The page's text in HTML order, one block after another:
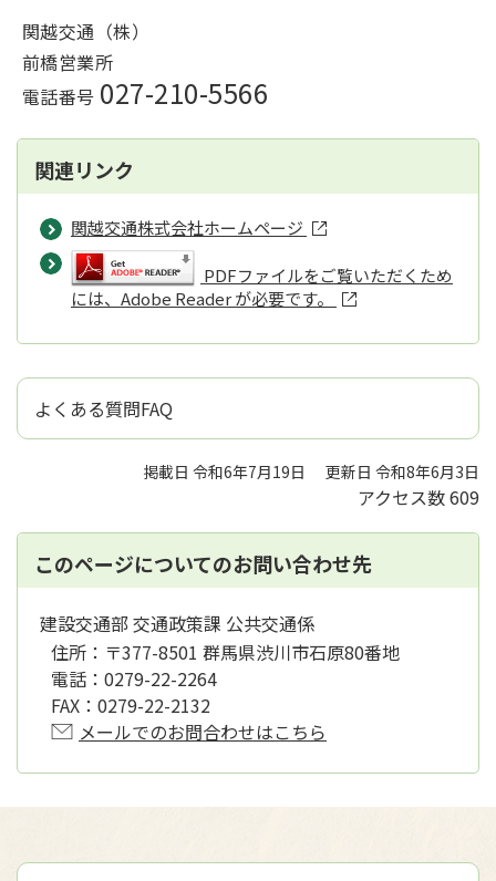
関越交通（株）
前橋営業所
電話番号 027-210-5566
関連リンク
関越交通株式会社ホームページ
PDFファイルをご覧いただくため
には、Adobe Reader が必要です。
よくある質問FAQ
掲載日 令和6年7月19日 更新日 令和8年6月3日
アクセス数609
このページについてのお問い合わせ先
建設交通部 交通政策課 公共交通係
住所： 〒377-8501 群馬県渋川市石原80番地
電話： 0279-22-2264
FAX： 0279-22-2132
メールでのお問合わせはこちら